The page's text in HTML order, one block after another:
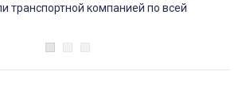
транспортной компанией по всей